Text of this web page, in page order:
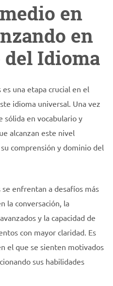
en
en
Idioma
una etapa crucial en el
idioma universal. Una vez
sólida en vocabulario y
alcanzan este nivel
comprensión y dominio del
enfrentan a desafíos más
la conversación, la
y la capacidad de
con mayor claridad. Es
el que se sienten motivados
sus habilidades